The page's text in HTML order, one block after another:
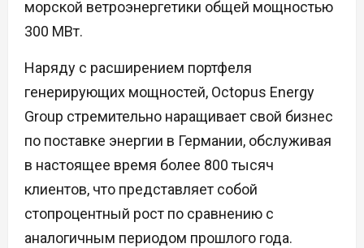
морской ветроэнергетики общей мощностью
300 МВт.
Наряду с расширением портфеля
генерирующих мощностей, Octopus Energy
Group стремительно наращивает свой бизнес
по поставке энергии в Германии, обслуживая
в настоящее время более 800 тысяч
клиентов, что представляет собой
стопроцентный рост по сравнению с
аналогичным периодом прошлого года.